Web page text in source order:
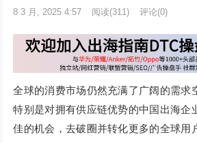
8 3 月, 2025 4:57 阅读(311) 评论(0)
全球的消费市场仍然充满了广阔的需求
特别是对拥有供应链优势的中国出海企
佳的机会，去破圈并转化更多的全球用